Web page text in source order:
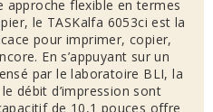
flexible en termes
le TASKalfa 6053ci est la
pour imprimer, copier,
En s’appuyant sur un
par le laboratoire BLI, la
débit d’impression sont
de 10,1 pouces offre